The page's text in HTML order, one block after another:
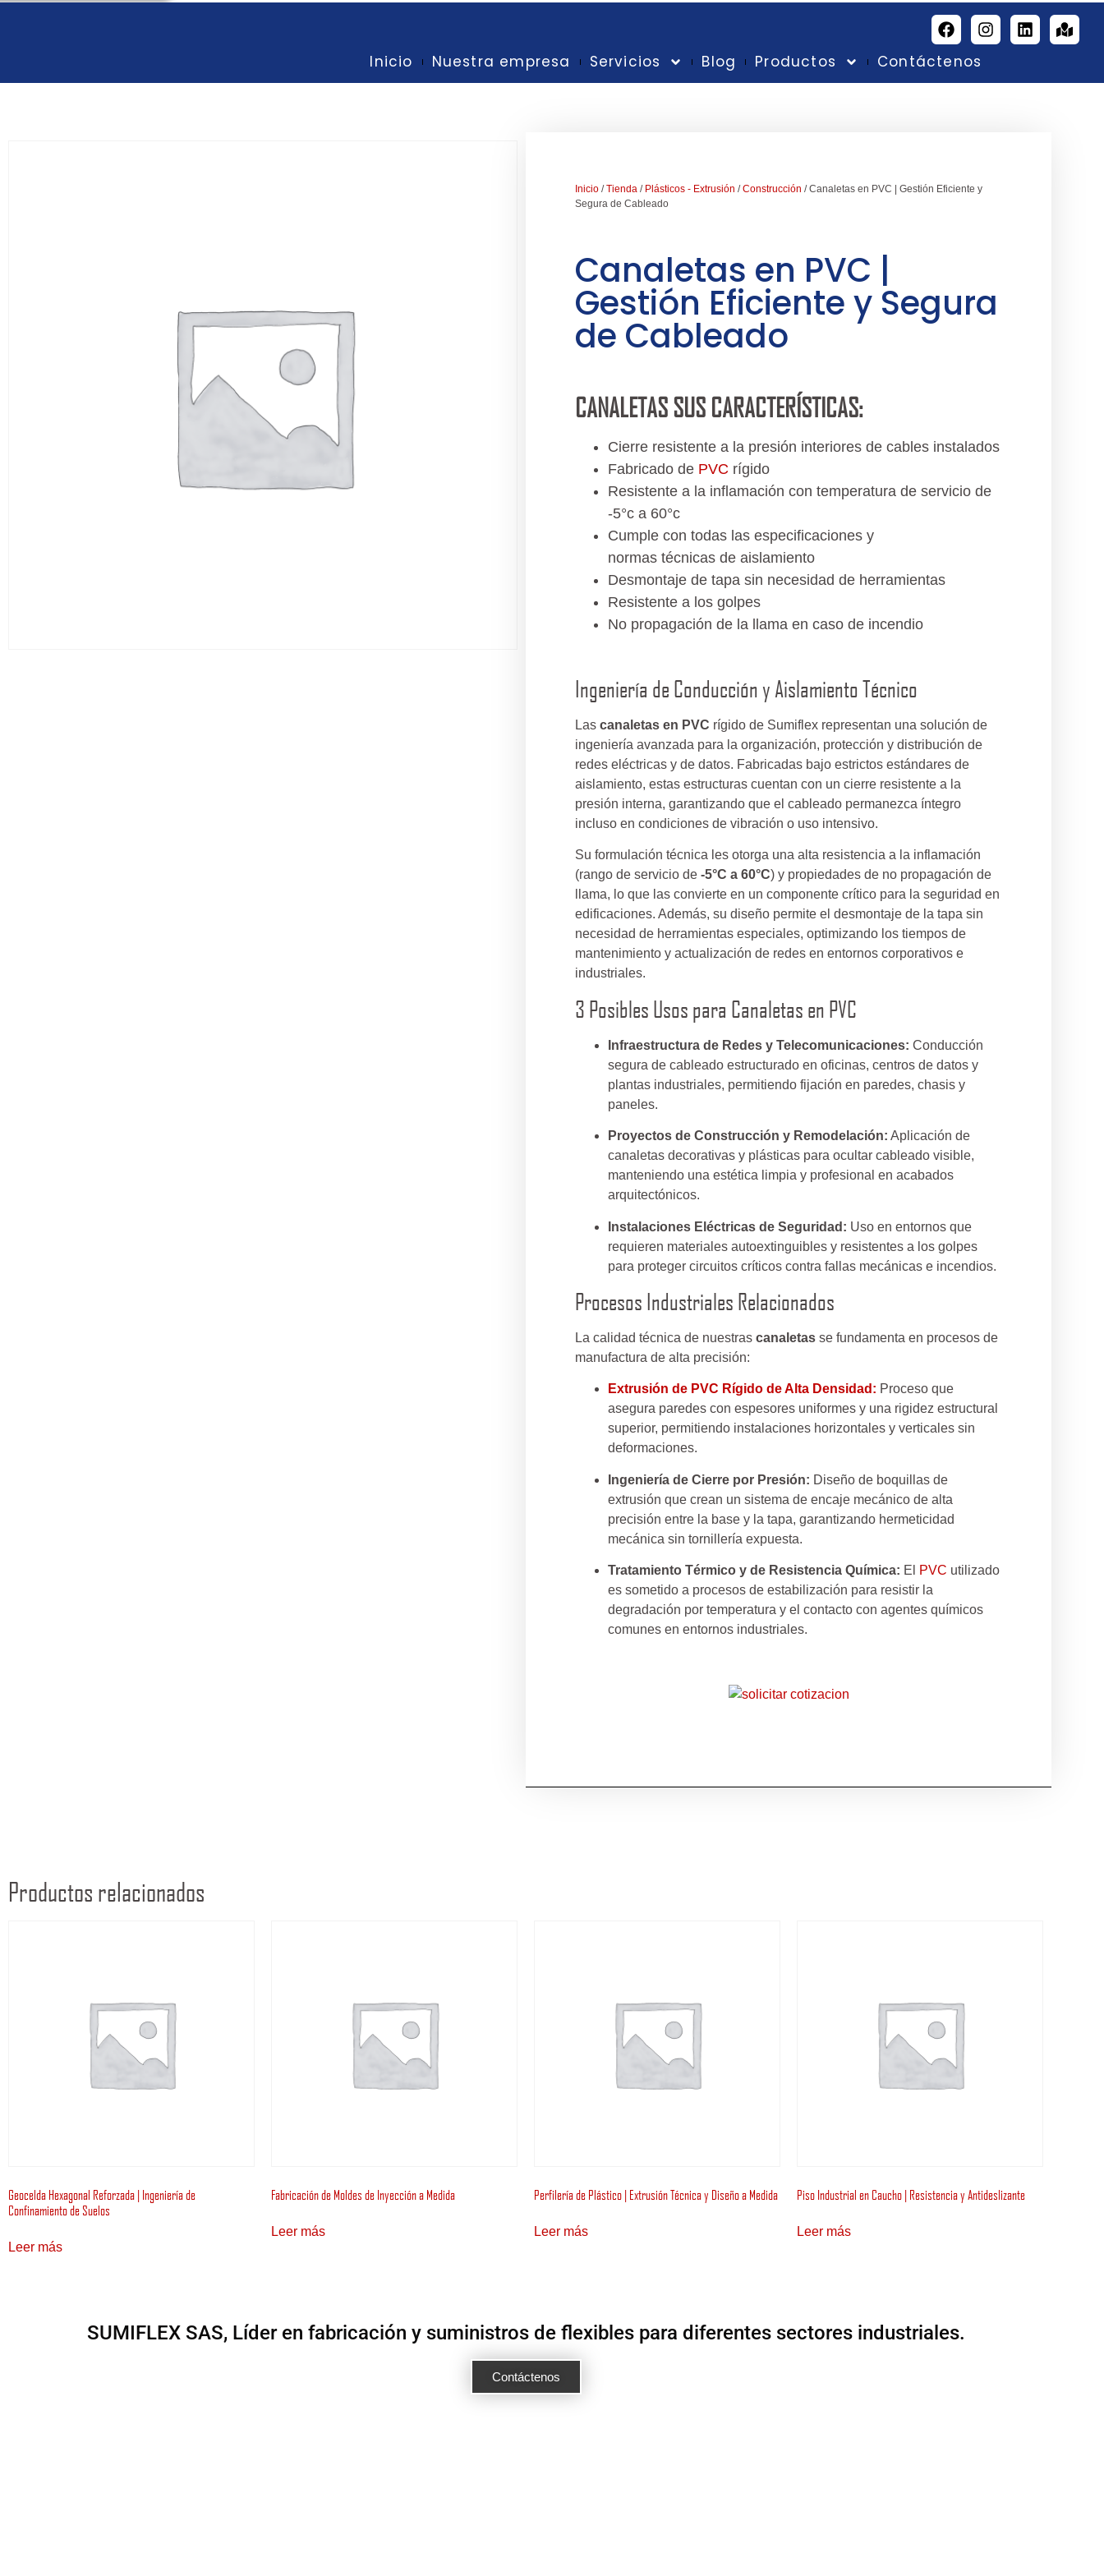
Inicio Nuestra empresa Servicios Blog Productos Contáctenos
Inicio /Tienda / Plásticos - Extrusión /Construcción / Canaletas en PVC | Gestión Eficiente y
Segura de Cableado
Canaletas en PVC |
Gestión Eficiente y Segura
de Cableado
CANALETAS SUS CARACTERÍSTICAS:
Cierre resistente a la presión interiores de cables instalados
Fabricado de PVC rígido
Resistente a la inflamación con temperatura de servicio de
-5°c a 60°c
Cumple con todas las especificaciones y
normas técnicas de aislamiento
Desmontaje de tapa sin necesidad de herramientas
Resistente a los golpes
No propagación de la llama en caso de incendio
Ingeniería de Conducción y Aislamiento Técnico
Las canaletas en PVC rígido de Sumiflex representan una solución de
ingeniería avanzada para la organización, protección y distribución de
redes eléctricas y de datos. Fabricadas bajo estrictos estándares de
aislamiento, estas estructuras cuentan con un cierre resistente a la
presión interna, garantizando que el cableado permanezca íntegro
incluso en condiciones de vibración o uso intensivo.
Su formulación técnica les otorga una alta resistencia a la inflamación
(rango de servicio de -5°C a 60°C) y propiedades de no propagación de
llama, lo que las convierte en un componente crítico para la seguridad en
edificaciones. Además, su diseño permite el desmontaje de la tapa sin
necesidad de herramientas especiales, optimizando los tiempos de
mantenimiento y actualización de redes en entornos corporativos e
industriales.
3 Posibles Usos para Canaletas en PVC
Infraestructura de Redes y Telecomunicaciones: Conducción
segura de cableado estructurado en oficinas, centros de datos y
plantas industriales, permitiendo fijación en paredes, chasis y
paneles.
Proyectos de Construcción y Remodelación: Aplicación de
canaletas decorativas y plásticas para ocultar cableado visible,
manteniendo una estética limpia y profesional en acabados
arquitectónicos.
Instalaciones Eléctricas de Seguridad: Uso en entornos que
requieren materiales autoextinguibles y resistentes a los golpes
para proteger circuitos críticos contra fallas mecánicas e incendios.
Procesos Industriales Relacionados
La calidad técnica de nuestras canaletas se fundamenta en procesos de
manufactura de alta precisión:
Extrusión de PVC Rígido de Alta Densidad: Proceso que
asegura paredes con espesores uniformes y una rigidez estructural
superior, permitiendo instalaciones horizontales y verticales sin
deformaciones.
Ingeniería de Cierre por Presión: Diseño de boquillas de
extrusión que crean un sistema de encaje mecánico de alta
precisión entre la base y la tapa, garantizando hermeticidad
mecánica sin tornillería expuesta.
Tratamiento Térmico y de Resistencia Química: El PVC utilizado
es sometido a procesos de estabilización para resistir la
degradación por temperatura y el contacto con agentes químicos
comunes en entornos industriales.
Productos relacionados
Geocelda Hexagonal Reforzada | Ingeniería de
Confinamiento de Suelos
Leer más
Fabricación de Moldes de Inyección a Medida
Leer más
Perfilería de Plástico | Extrusión Técnica y Diseño a Medida
Leer más
Piso Industrial en Caucho | Resistencia y Antideslizante
Leer más
SUMIFLEX SAS, Líder en fabricación y suministros de flexibles para diferentes sectores industriales.
Contáctenos